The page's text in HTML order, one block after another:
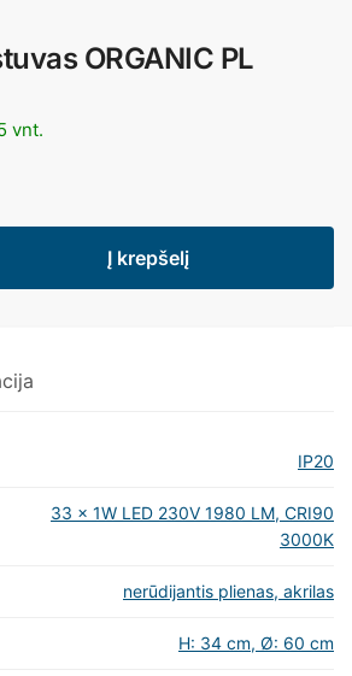
ORGANIC PL
vnt.
Į krepšelį
IP20
33 x 1W LED 230V 1980 LM, CRI90
3000K
nerūdijantis plienas, akrilas
H: 34 cm, Ø: 60 cm